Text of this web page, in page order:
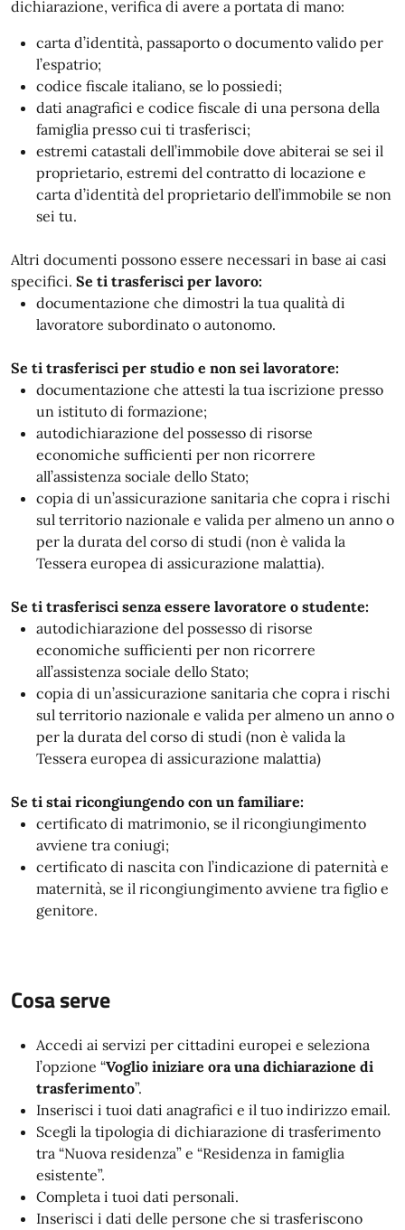
dichiarazione, verifica di avere a portata di mano:
carta d’identità, passaporto o documento valido per
l’espatrio;
codice fiscale italiano, se lo possiedi;
dati anagrafici e codice fiscale di una persona della
famiglia presso cui ti trasferisci;
estremi catastali dell’immobile dove abiterai se sei il
proprietario, estremi del contratto di locazione e
carta d’identità del proprietario dell’immobile se non
sei tu.
Altri documenti possono essere necessari in base ai casi
specifici. Se ti trasferisci per lavoro:
documentazione che dimostri la tua qualità di
lavoratore subordinato o autonomo.
Se ti trasferisci per studio e non sei lavoratore:
documentazione che attesti la tua iscrizione presso
un istituto di formazione;
autodichiarazione del possesso di risorse
economiche sufficienti per non ricorrere
all’assistenza sociale dello Stato;
copia di un’assicurazione sanitaria che copra i rischi
sul territorio nazionale e valida per almeno un anno o
per la durata del corso di studi (non è valida la
Tessera europea di assicurazione malattia).
Se ti trasferisci senza essere lavoratore o studente:
autodichiarazione del possesso di risorse
economiche sufficienti per non ricorrere
all’assistenza sociale dello Stato;
copia di un’assicurazione sanitaria che copra i rischi
sul territorio nazionale e valida per almeno un anno o
per la durata del corso di studi (non è valida la
Tessera europea di assicurazione malattia)
Se ti stai ricongiungendo con un familiare:
certificato di matrimonio, se il ricongiungimento
avviene tra coniugi;
certificato di nascita con l’indicazione di paternità e
maternità, se il ricongiungimento avviene tra figlio e
genitore.
Cosa serve
Accedi ai servizi per cittadini europei e seleziona
l’opzione “Voglio iniziare ora una dichiarazione di
trasferimento”.
Inserisci i tuoi dati anagrafici e il tuo indirizzo email.
Scegli la tipologia di dichiarazione di trasferimento
tra “Nuova residenza” e “Residenza in famiglia
esistente”.
Completa i tuoi dati personali.
Inserisci i dati delle persone che si trasferiscono